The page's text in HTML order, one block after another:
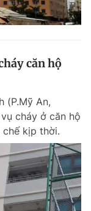
căn hộ
(P.Mỹ An,
cháy ở căn hộ
kịp thời.